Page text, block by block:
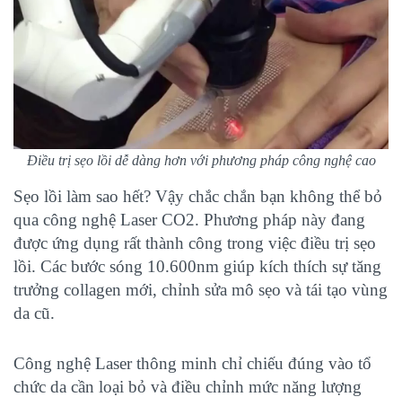
Điều trị sẹo lồi dễ dàng hơn với phương pháp công nghệ cao
Sẹo lồi làm sao hết? Vậy chắc chắn bạn không thể bỏ
qua công nghệ Laser CO2. Phương pháp này đang
được ứng dụng rất thành công trong việc điều trị sẹo
lồi. Các bước sóng 10.600nm giúp kích thích sự tăng
trưởng collagen mới, chỉnh sửa mô sẹo và tái tạo vùng
da cũ.
Công nghệ Laserthông minh chỉ chiếu đúng vào tổ
chức da cần loại bỏ và điều chỉnh mức năng lượng